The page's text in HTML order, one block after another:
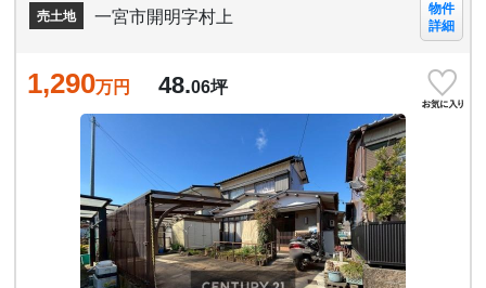
売土地 一宮市開明字村上
物件
詳細
1,290万円 48.06坪